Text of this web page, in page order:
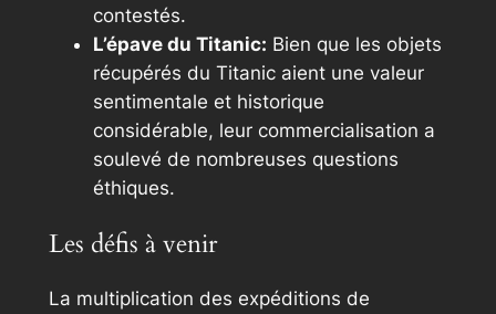
contestés.
L’épave du Titanic: Bien que les objets
récupérés du Titanic aient une valeur
sentimentale et historique
considérable, leur commercialisation a
soulevé de nombreuses questions
éthiques.
Les défis à venir
La multiplication des expéditions de